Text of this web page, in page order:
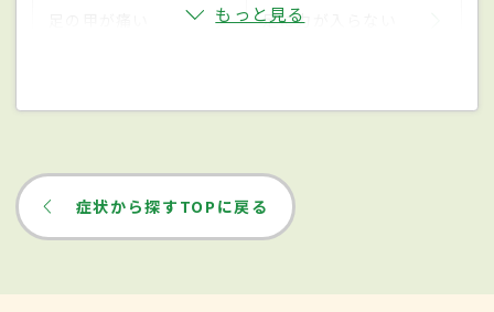
足に力が入らない
もっと見る
症状から探すTOPに戻る